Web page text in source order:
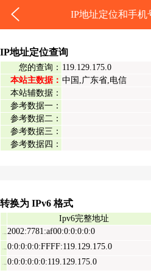
IP地址定位和手机
IP地址定位查询
您的查询： 119.129.175.0
本站主数据： 中国,广东省,电信
本站辅数据：
参考数据一：
参考数据二：
参考数据三：
参考数据四：
转换为 IPv6 格式
Ipv6完整地址
2002:7781:af00:0:0:0:0:0
0:0:0:0:0:FFFF:119.129.175.0
0:0:0:0:0:0:119.129.175.0